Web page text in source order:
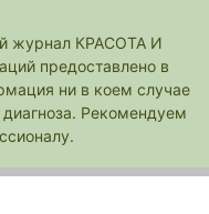
журнал КРАСОТА И
предоставлено в
ни в коем случае
Рекомендуем